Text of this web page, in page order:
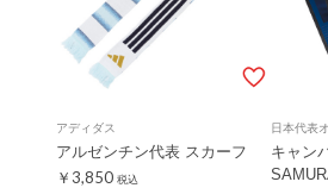
アディダス
アルゼンチン代表 スカーフ
￥3,850 税込
日本代表
キャン